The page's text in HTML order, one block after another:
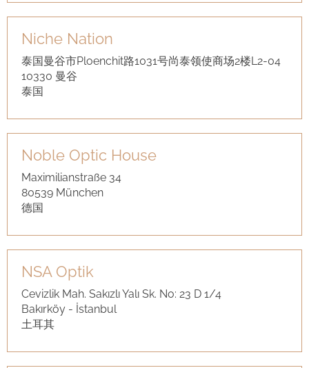
Niche Nation
泰国曼谷市Ploenchit路1031号尚泰领使商场2楼L2-04
10330 曼谷
泰国
Noble Optic House
Maximilianstraße 34
80539 München
德国
NSA Optik
Cevizlik Mah. Sakızlı Yalı Sk. No: 23 D 1/4
Bakırköy - İstanbul
土耳其